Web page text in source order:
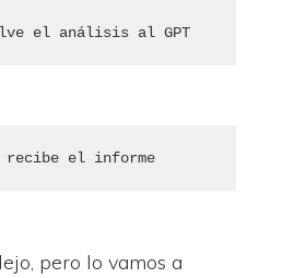
el análisis al GPT
recibe el informe
pero lo vamos a